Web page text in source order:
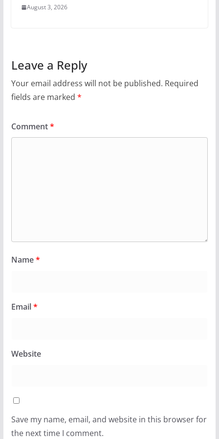
August 3, 2026
Leave a Reply
Your email address will not be published. Required
fields are marked *
Comment*
Name*
Email*
Website
Save my name, email, and website in this browser for
the next time I comment.